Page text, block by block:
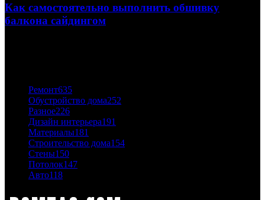
Как самостоятельно выполнить обшивку
балкона сайдингом
Ремонт635
Обустройство дома252
Разное226
Дизайн интерьера191
Материалы181
Строительство дома154
Стены150
Потолок147
Авто118